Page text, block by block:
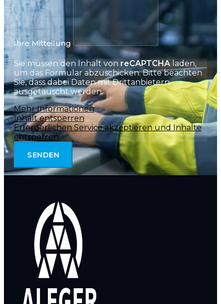
Ihre Mitteilung
Sie müssen den Inhalt von reCAPTCHA laden,
um das Formular abzuschicken. Bitte beachten
Sie, dass dabei Daten mit Drittanbietern
ausgetauscht werden.
Mehr Informationen
Inhalt entsperren
Erforderlichen Service akzeptieren und Inhalte
entsperren
SENDEN